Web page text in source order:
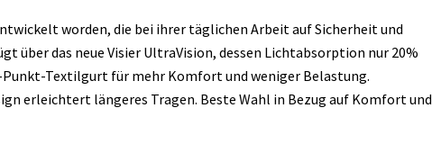
worden, die bei ihrer täglichen Arbeit auf Sicherheit und
über das neue Visier UltraVision, dessen Lichtabsorption nur 20%
Textilgurt für mehr Komfort und weniger Belastung.
erleichtert längeres Tragen. Beste Wahl in Bezug auf Komfort und